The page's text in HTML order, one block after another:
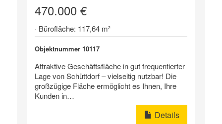
470.000 €
· Bürofläche: 117,64 m²
Objektnummer 10117
Attraktive Geschäftsfläche in gut frequentierter
Lage von Schüttdorf – vielseitig nutzbar! Die
großzügige Fläche ermöglicht es Ihnen, Ihre
Kunden in…
Details